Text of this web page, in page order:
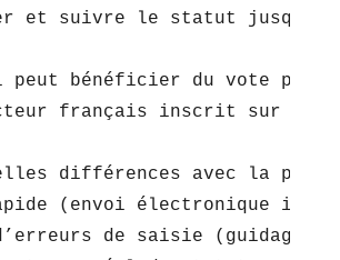
et suivre le statut jusqu’à
peut bénéficier du vote
français inscrit sur les
différences avec la
(envoi électronique
de saisie (guidage